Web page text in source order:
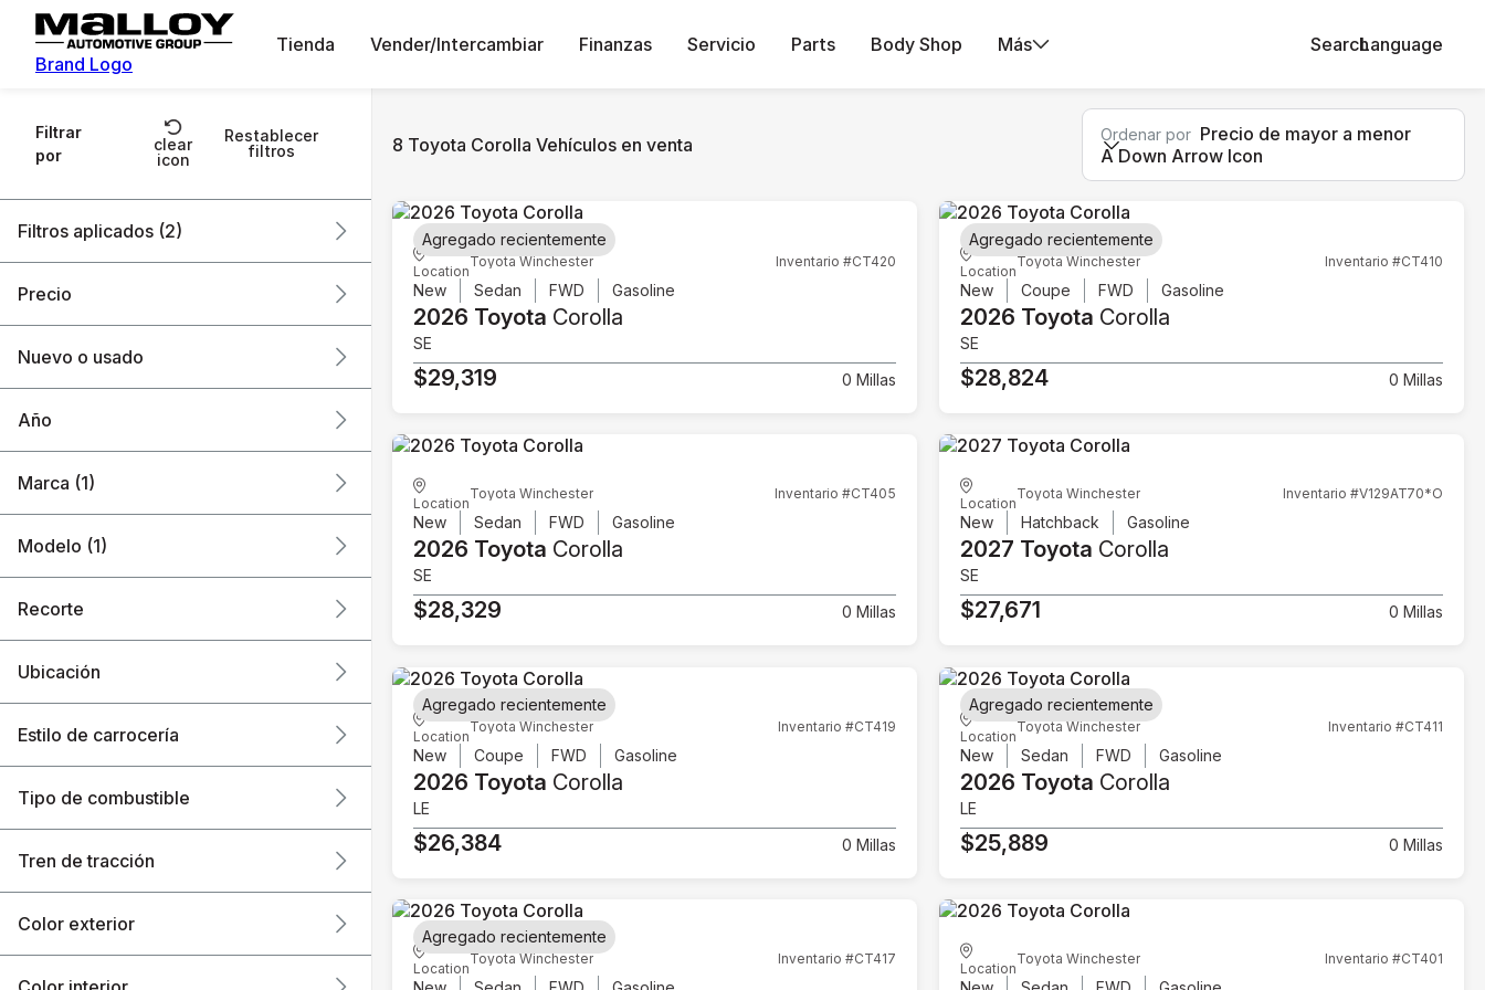
Brand Logo
Tienda Vender/Intercambiar Finanzas Servicio Parts Body Shop Más SearchLanguage
Filtrar
por
clear
icon
Restablecer
filtros
Filtros aplicados (2)
Toyota
Precio
Nuevo o usado
Año
Marca (1)
Modelo (1)
Recorte
Ubicación
Estilo de carrocería
Tipo de combustible
Tren de tracción
Color exterior
8 Toyota Corolla Vehículos en venta Ordenar por Precio de mayor a menor
A Down Arrow Icon
Location
Toyota Winchester Inventario #CT420
New Sedan FWD Gasoline
2026 Toyota Corolla
SE
$29,319 0 Millas
Agregado recientemente
Location
Toyota Winchester Inventario #CT410
New Coupe FWD Gasoline
2026 Toyota Corolla
SE
$28,824 0 Millas
Agregado recientemente
Location
Toyota Winchester Inventario #CT405
New Sedan FWD Gasoline
2026 Toyota Corolla
SE
$28,329 0 Millas
Location
Toyota Winchester Inventario #V129AT70*O
New Hatchback Gasoline
2027 Toyota Corolla
SE
$27,671 0 Millas
Location
Toyota Winchester Inventario #CT419
New Coupe FWD Gasoline
2026 Toyota Corolla
LE
$26,384 0 Millas
Agregado recientemente
Location
Toyota Winchester Inventario #CT411
New Sedan FWD Gasoline
2026 Toyota Corolla
LE
$25,889 0 Millas
Agregado recientemente
Location
Toyota Winchester Inventario #CT417
Agregado recientemente
Location
Toyota Winchester Inventario #CT401